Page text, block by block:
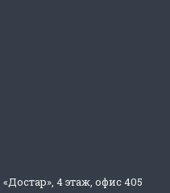
4 этаж, офис 405